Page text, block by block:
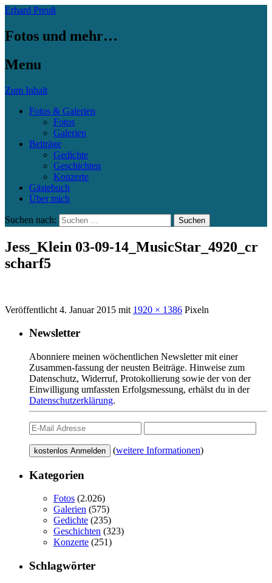
Erhard Preuß
Fotos und mehr…
Menu
Zum Inhalt
Fotos & Galerien
Fotos
Galerien
Beiträge
Gedichte
Geschichten
Konzerte
Gästebuch
Über mich
Suchen nach:
Jess_Klein 03-09-14_MusicStar_4920_cr
scharf5
Veröffentlicht 4. Januar 2015 mit 1920 × 1386 Pixeln
Newsletter
Abonniere meinen wöchentlichen Newsletter mit einer
Zusammen-fassung der neusten Beiträge. Hinweise zum
Datenschutz, Widerruf, Protokollierung sowie der von der
Einwilligung umfassten Erfolgsmessung, erhälst du in der
Datenschutzerklärung.
(weitere Informationen)
Kategorien
Fotos (2.026)
Galerien (575)
Gedichte (235)
Geschichten (323)
Konzerte (251)
Schlagwörter